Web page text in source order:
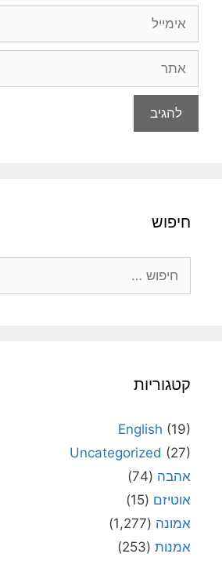
חיפוש
קטגוריות
English(19)
Uncategorized(27)
אהבה(74)
אוטיזם(15)
אמונה(1,277)
אמנות(253)